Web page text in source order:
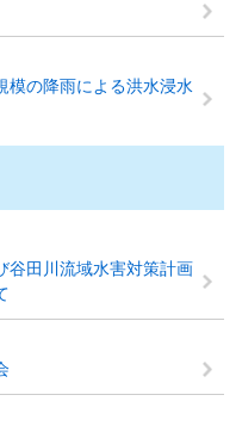
模の降雨による洪水浸水
谷田川流域水害対策計画